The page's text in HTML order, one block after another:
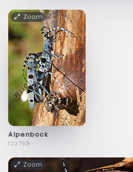
Zoom
Alpenbock
f22798
Zoom